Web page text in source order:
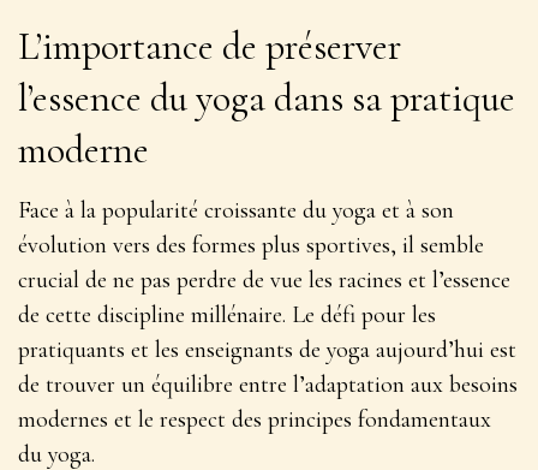
L’importance de préserver
l’essence du yoga dans sa pratique
moderne
Face à la popularité croissante du yoga et à son
évolution vers des formes plus sportives, il semble
crucial de ne pas perdre de vue les racines et l’essence
de cette discipline millénaire. Le défi pour les
pratiquants et les enseignants de yoga aujourd’hui est
de trouver un équilibre entre l’adaptation aux besoins
modernes et le respect des principes fondamentaux
du yoga.